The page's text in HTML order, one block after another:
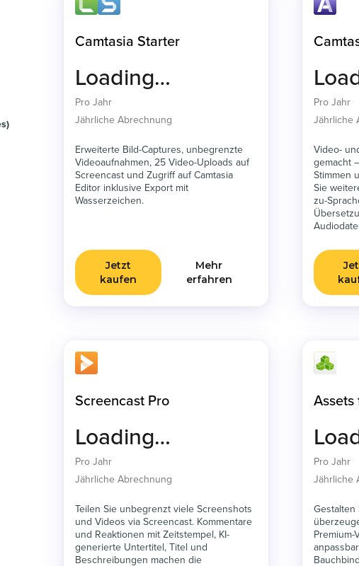
Camtasia Starter
Loading…
Pro Jahr
Jährliche Abrechnung
Erweiterte Bild-Captures, unbegrenzte
Videoaufnahmen, 25 Video-Uploads auf
Screencast und Zugriff auf Camtasia
Editor inklusive Export mit
Wasserzeichen.
Jetzt
kaufen
Mehr
erfahren
Pro Jahr
Jährliche
Video-
gemacht
Stimmen
Sie
zu-
Screencast Pro
Loading…
Pro Jahr
Jährliche Abrechnung
Teilen Sie unbegrenzt viele Screenshots
und Videos via Screencast. Kommentare
und Reaktionen mit Zeitstempel, KI-
generierte Untertitel, Titel und
Beschreibungen machen die
Assets
Pro Jahr
Jährliche
Gestalten
Premium-